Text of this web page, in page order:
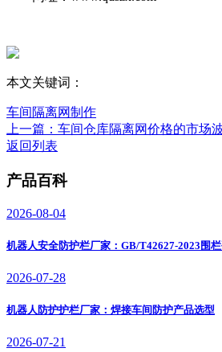
本文关键词：
车间隔离网制作
上一篇：车间仓库隔离网价格的市场
返回列表
产品百科
2026-08-04
机器人安全防护栏厂家：GB/T42627-2023围
2026-07-28
机器人防护护栏厂家：焊接车间防护产品选型
2026-07-21